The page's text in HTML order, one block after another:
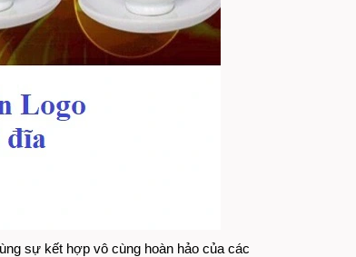
sự kết hợp vô cùng hoàn hảo của các